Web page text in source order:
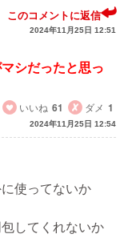
このコメントに返信
2024年11月25日 12:51
シだったと思っ
いいね 61 ダメ 1
2024年11月25日 12:54
使ってないか
してくれないか